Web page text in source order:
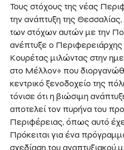
Τους στόχους της νέας
την ανάπτυξη της
των στόχων αυτών με την
ανέπτυξε ο
Κουρέτας μιλώντας στην
στο Μέλλον» που
κεντρικό ξενοδοχείο της
τόνισε ότι η βιώσιμη
αποτελεί τον πυρήνα του
Περιφέρειας, όπως αυτό
Πρόκειται για ένα
σχεδίαση του αναπτυξιακού